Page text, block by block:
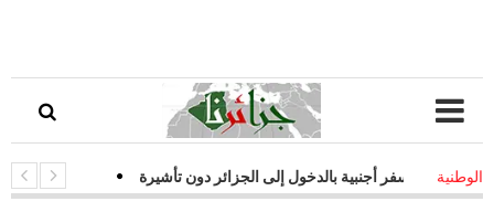
الوطنية
سفر أجنبية بالدخول إلى الجزائر دون تأشيرة - قفزة نوعية في التحول